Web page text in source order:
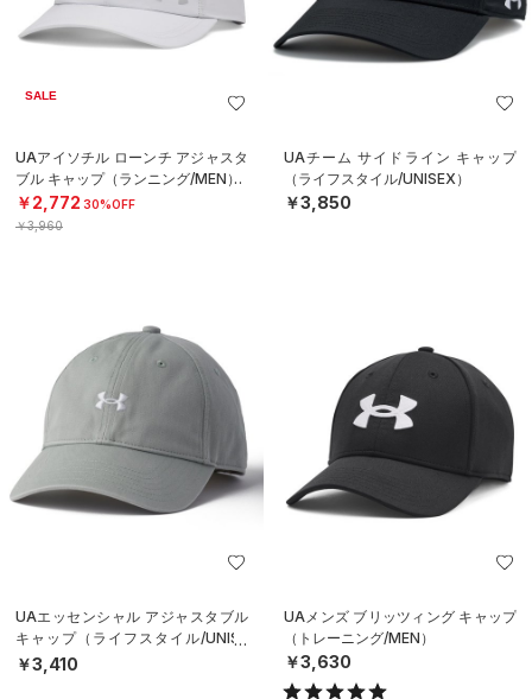
SALE
UAアイソチル ローンチ アジャスタ
ブル キャップ（ランニング/MEN）
￥2,772 30%OFF
￥3,960
UAチーム サイドライン キャップ
（ライフスタイル/UNISEX）
￥3,850
UAエッセンシャル アジャスタブル
キャップ（ライフスタイル/UNISE
X）
￥3,410
UAメンズ ブリッツィング キャップ
（トレーニング/MEN）
￥3,630